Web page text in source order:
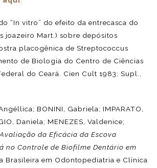
“In vitro” do efeito da entrecasca do
joazeiro Mart.) sobre depósitos
placogênica de Streptococcus
de Biologia do Centro de Ciências
do Ceará. Cien Cult 1983; Supl.,
BONINI, Gabriela; IMPARATO,
Daniela; MENEZES, Valdenice;
Avaliação da Eficácia da Escova
no Controle de Biofilme Dentário em
Brasileira em Odontopediatria e Clínica